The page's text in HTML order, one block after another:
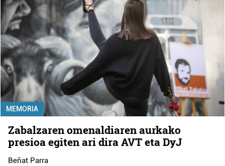
MEMORIA
Zabalzaren omenaldiaren aurkako
presioa egiten ari dira AVT eta DyJ
Beñat Parra